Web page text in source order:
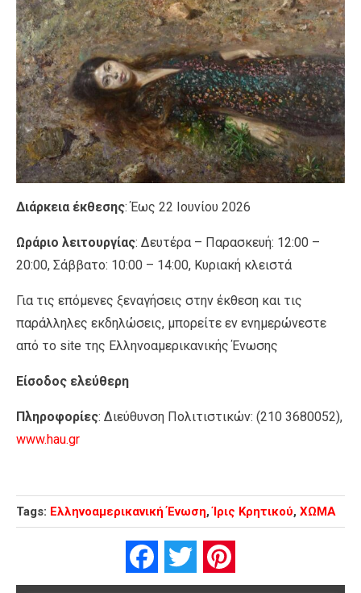
Διάρκεια έκθεσης: Έως 22 Ιουνίου 2026
Ωράριο λειτουργίας: Δευτέρα – Παρασκευή: 12:00 –
20:00, Σάββατο: 10:00 – 14:00, Κυριακή κλειστά
Για τις επόμενες ξεναγήσεις στην έκθεση και τις
παράλληλες εκδηλώσεις, μπορείτε εν ενημερώνεστε
από το site της Ελληνοαμερικανικής Ένωσης
Είσοδος ελεύθερη
Πληροφορίες: Διεύθυνση Πολιτιστικών: (210 3680052),
www.hau.gr
Tags: Ελληνοαμερικανική Ένωση,Ίρις Κρητικού, ΧΩΜΑ
FacebookTwitter